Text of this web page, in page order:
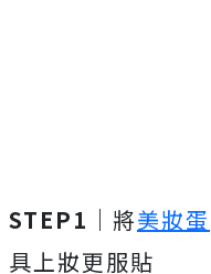
STEP1｜ 將美妝蛋
具上妝更服貼